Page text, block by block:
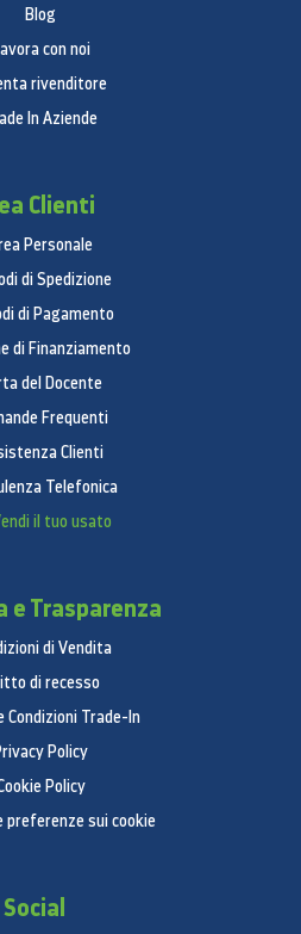
Blog
con noi
rivenditore
In Aziende
Clienti
Personale
di Spedizione
di Pagamento
di Finanziamento
del Docente
Frequenti
Clienti
Telefonica
il tuo usato
e Trasparenza
di Vendita
di recesso
Condizioni Trade-In
Policy
Policy
preferenze sui cookie
Social